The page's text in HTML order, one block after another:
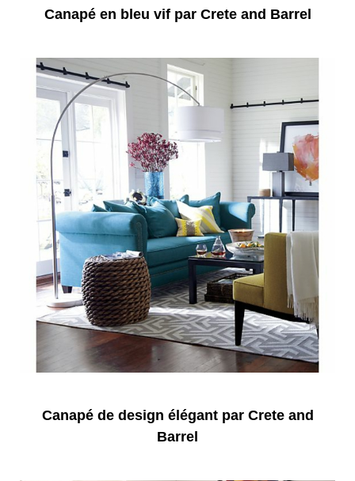
Canapé en bleu vif par Crete and Barrel
Canapé de design élégant par Crete and
Barrel